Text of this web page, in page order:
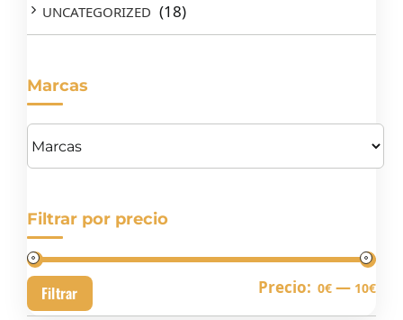
UNCATEGORIZED (18)
Marcas
Filtrar por precio
Filtrar Precio: 0€ — 10€